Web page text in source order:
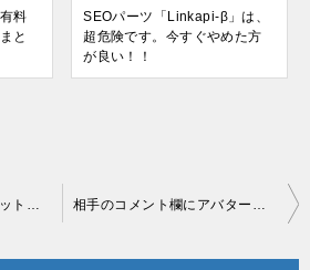
料
と
SEOパーツ「Linkapi-β」は、
超危険です。今すぐやめた方
が良い！！
はてなブックマークのホットエントリーはブログランキングを超える！ 相手のコメント欄にアバター画像を表示してアクセス数を増やす方法！